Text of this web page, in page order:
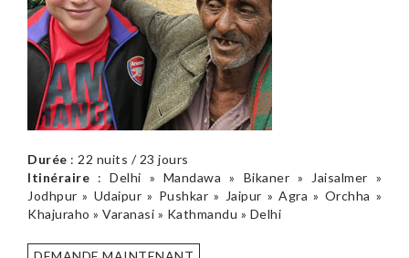
Durée : 22 nuits / 23 jours
Itinéraire : Delhi » Mandawa » Bikaner » Jaisalmer »
Jodhpur » Udaipur » Pushkar » Jaipur » Agra » Orchha »
Khajuraho » Varanasi » Kathmandu » Delhi